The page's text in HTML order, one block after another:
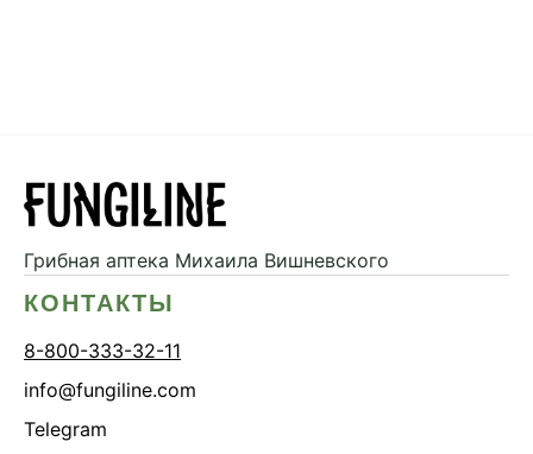
Дикий ямс
Желчегонное
Женское здоровье
Зависимости
Грибная аптека Михаила Вишневского
КОНТАКТЫ
8-800-333-32-11
info@fungiline.com
Telegram